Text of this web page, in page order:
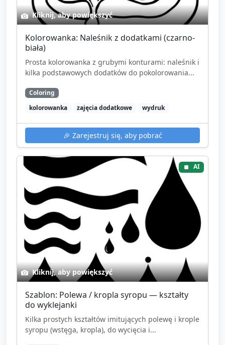
Kliknij, aby powiększyć
Kolorowanka: Naleśnik z dodatkami (czarno-
biała)
Prosta kolorowanka z grubymi konturami: naleśnik i
kilka podstawowych dodatków do pokolorowania...
Coloring
kolorowanka
zajęcia dodatkowe wydruk
🎉 Zarejestruj się, aby pobrać
AI
Kliknij, aby powiększyć
Szablon: Polewa / kropla syropu — kształty
do wyklejanki
Kilka prostych kształtów imitujących polewę i krople
syropu (wstęga, kropla), do wycięcia i...